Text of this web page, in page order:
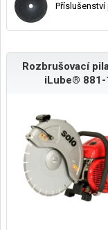
Příslušenství
Rozbrušovací
iLube® 881-